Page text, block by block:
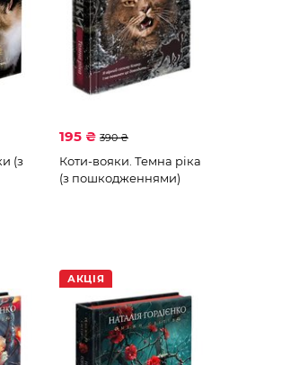
(з
195 ₴ 390 ₴
Коти-вояки. Темна ріка
(з пошкодженнями)
АКЦІЯ